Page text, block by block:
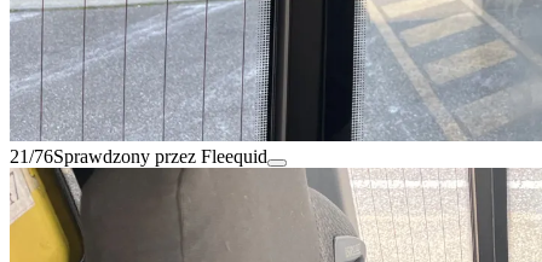
21/76Sprawdzony przez Fleequid